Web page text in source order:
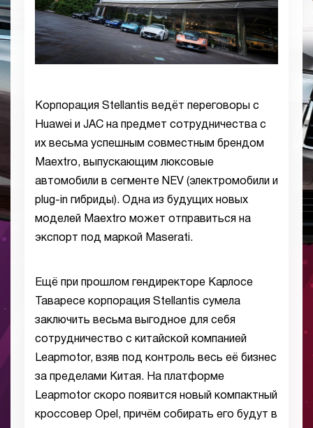
Корпорация Stellantis ведёт переговоры с
Huawei и JAC на предмет сотрудничества с
их весьма успешным совместным брендом
Maextro, выпускающим люксовые
автомобили в сегменте NEV (электромобили и
plug-in гибриды). Одна из будущих новых
моделей Maextro может отправиться на
экспорт под маркой Maserati.
Ещё при прошлом гендиректоре Карлосе
Таваресе корпорация Stellantis сумела
заключить весьма выгодное для себя
сотрудничество с китайской компанией
Leapmotor, взяв под контроль весь её бизнес
за пределами Китая. На платформе
Leapmotor скоро появится новый компактный
кроссовер Opel, причём собирать его будут в